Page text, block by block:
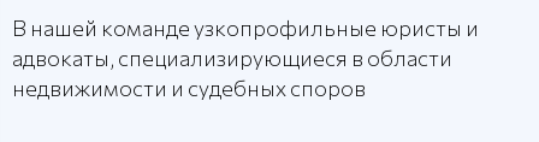
В нашей команде узкопрофильные юристы и
адвокаты, специализирующиеся в области
недвижимости и судебных споров